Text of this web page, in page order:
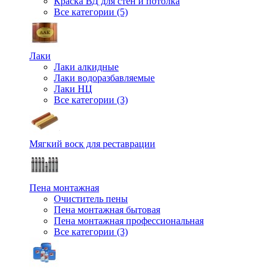
Все категории (5)
Лаки
Лаки алкидные
Лаки водоразбавляемые
Лаки НЦ
Все категории (3)
Мягкий воск для реставрации
Пена монтажная
Очиститель пены
Пена монтажная бытовая
Пена монтажная профессиональная
Все категории (3)